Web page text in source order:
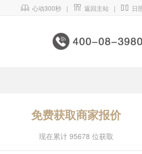
 心动300秒 |  返回主站 |  日
免费获取商家报价
现在累计 95678 位获取